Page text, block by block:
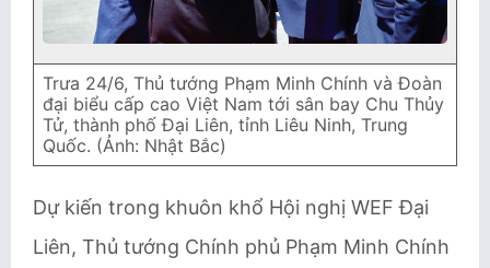
Trưa 24/6, Thủ tướng Phạm Minh Chính và Đoàn
đại biểu cấp cao Việt Nam tới sân bay Chu Thủy
Tử, thành phố Đại Liên, tỉnh Liêu Ninh, Trung
Quốc. (Ảnh: Nhật Bắc)
Dự kiến trong khuôn khổ Hội nghị WEF Đại
Liên, Thủ tướng Chính phủ Phạm Minh Chính